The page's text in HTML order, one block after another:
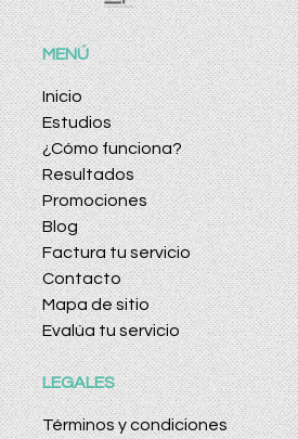
MENÚ
Inicio
Estudios
¿Cómo funciona?
Resultados
Promociones
Blog
Factura tu servicio
Contacto
Mapa de sitio
Evalúa tu servicio
LEGALES
Términos y condiciones